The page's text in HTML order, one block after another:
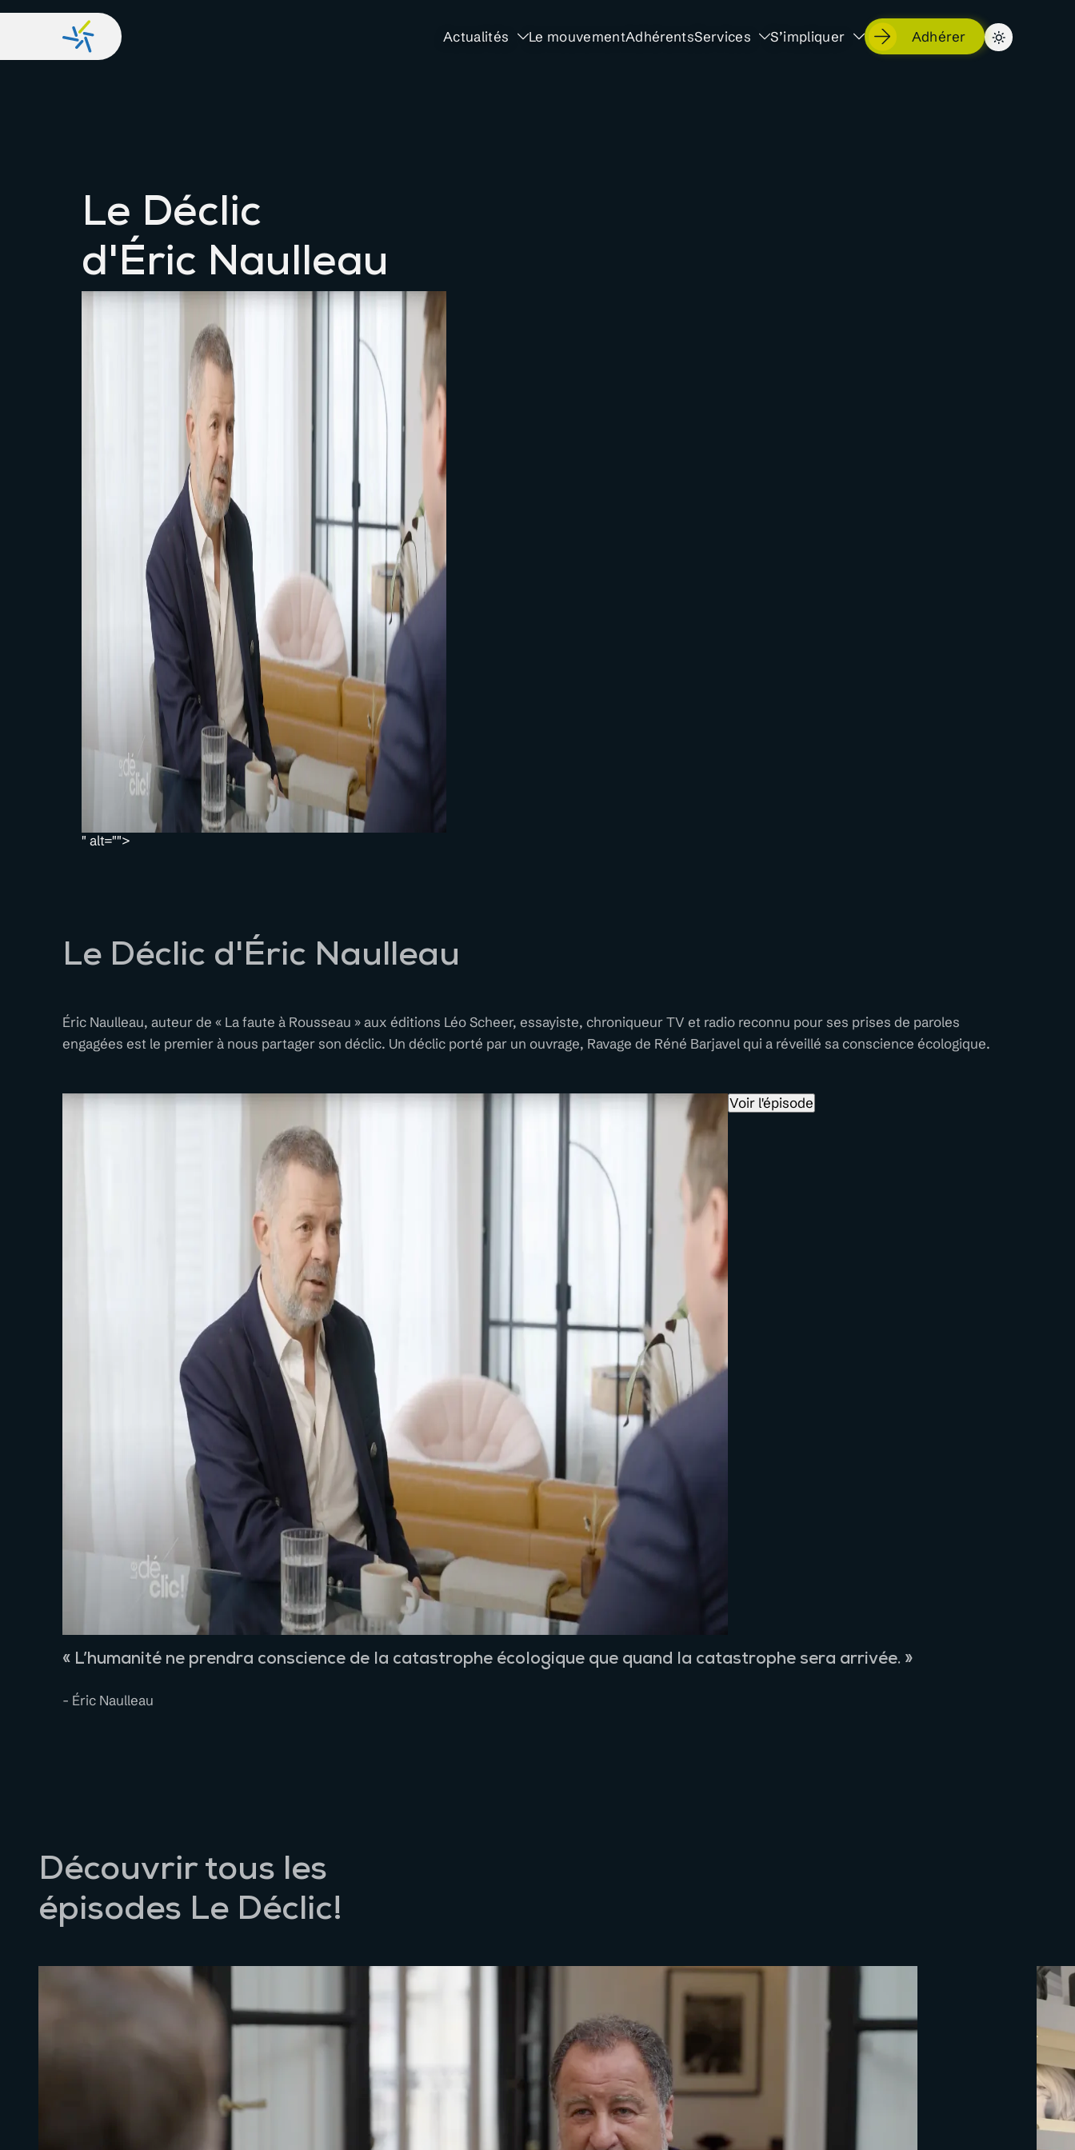
Actualités Le mouvementAdhérentsServices S’impliquer Adhérer
Le Déclic
d'Éric Naulleau
" alt="">
Le Déclic d'Éric Naulleau
Éric Naulleau, auteur de « La faute à Rousseau » aux éditions Léo Scheer, essayiste, chroniqueur TV et radio reconnu pour ses prises de paroles
engagées est le premier à nous partager son déclic. Un déclic porté par un ouvrage, Ravage de Réné Barjavel qui a réveillé sa conscience écologique.
Voir l'épisode
« L’humanité ne prendra conscience de la catastrophe écologique que quand la catastrophe sera arrivée. »
- Éric Naulleau
Découvrir tous les
épisodes Le Déclic!